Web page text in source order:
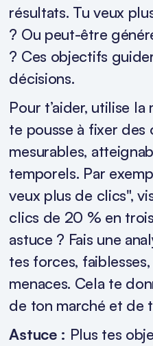
résultats. Tu veux
? Ou peut-être
? Ces objectifs
décisions.
Pour t’aider, utilise
te pousse à fixer
mesurables,
temporels. Par
veux plus de clics",
clics de 20 % en
astuce ? Fais une
tes forces,
menaces. Cela te
de ton marché et de
Astuce : Plus tes